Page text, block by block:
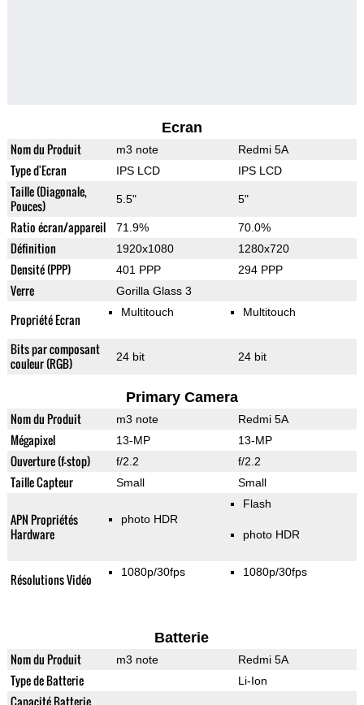
Ecran
Nom du Produit m3 note Redmi 5A
Type d'Ecran IPS LCD IPS LCD
Taille (Diagonale,
Pouces)
5.5" 5"
Ratio écran/appareil 71.9% 70.0%
Définition 1920x1080 1280x720
Densité (PPP) 401 PPP 294 PPP
Verre Gorilla Glass 3
Propriété Ecran Multitouch Multitouch
Bits par composant
couleur (RGB)
24 bit 24 bit
Primary Camera
Nom du Produit m3 note Redmi 5A
Mégapixel 13-MP 13-MP
Ouverture (f-stop) f/2.2 f/2.2
Taille Capteur Small Small
APN Propriétés
Hardware
photo HDR
Flash
photo HDR
Résolutions Vidéo 1080p/30fps 1080p/30fps
Batterie
Nom du Produit m3 note Redmi 5A
Type de Batterie Li-Ion
Capacité Batterie